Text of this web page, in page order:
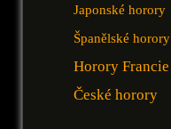
Japonské horory
Španělské horory
Horory Francie
České horory